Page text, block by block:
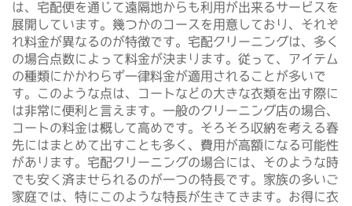
は、宅配便を通じて遠隔地からも利用が出来るサービスを
展開しています。幾つかのコースを用意しており、それぞ
れ料金が異なるのが特徴です。宅配クリーニングは、多く
の場合点数によって料金が決まります。従って、アイテム
の種類にかかわらず一律料金が適用されることが多いで
す。このような点は、コートなどの大きな衣類を出す際に
は非常に便利と言えます。一般のクリーニング店の場合、
コートの料金は概して高めです。そろそろ収納を考える春
先にはまとめて出すことも多く、費用が高額になる可能性
があります。宅配クリーニングの場合には、そのような時
でも安く済ませられるのが一つの特長です。家族の多いご
家庭では、特にこのような特長が生きてきます。お得に衣